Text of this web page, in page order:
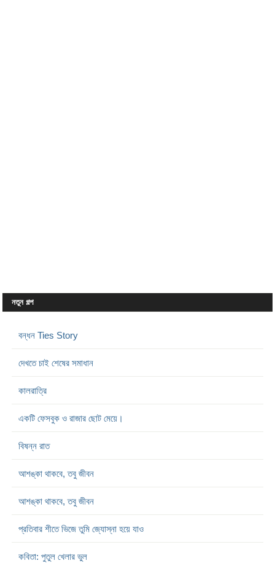
নতুন গল্প
বন্ধন Ties Story
দেখতে চাই শেষের সমাধান
কালরাত্রি
একটি ফেসবুক ও রাজার ছোট মেয়ে।
বিষন্ন রাত
আশঙ্কা থাকবে, তবু জীবন
আশঙ্কা থাকবে, তবু জীবন
প্রতিবার শীতে ভিজে তুমি জ্যোস্না হয়ে যাও
কবিতা: পুতুল খেলার ভুল